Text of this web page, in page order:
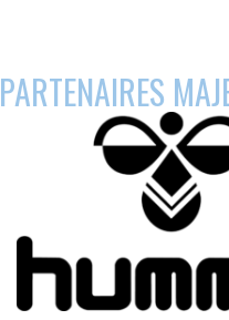
PARTENAIRES